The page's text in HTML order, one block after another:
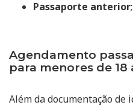
Passaporte anterior;
Agendamento
para menores de 18
Além da documentação de